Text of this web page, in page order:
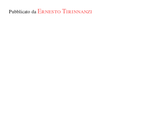
Pubblicato daErnesto Tirinnanzi